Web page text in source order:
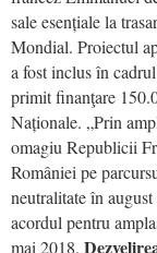
sale esențiale la
Mondial. Proiectul
a fost inclus în
primit finanţare
Naționale. „Prin
omagiu Republicii
României pe
neutralitate în
acordul pentru
mai 2018.